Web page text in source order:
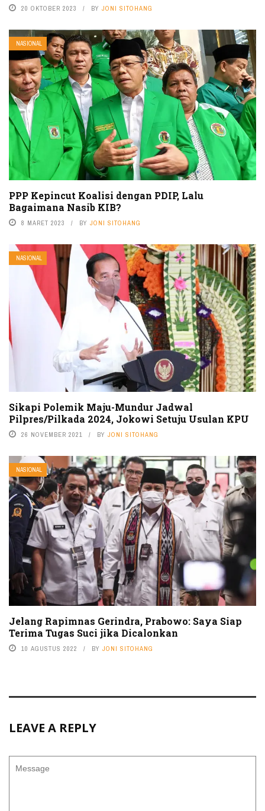
20 OKTOBER 2023 BY JONI SITOHANG
NASIONAL
PPP Kepincut Koalisi dengan PDIP, Lalu
Bagaimana Nasib KIB?
8 MARET 2023 BY JONI SITOHANG
NASIONAL
Sikapi Polemik Maju-Mundur Jadwal
Pilpres/Pilkada 2024, Jokowi Setuju Usulan KPU
26 NOVEMBER 2021 BY JONI SITOHANG
NASIONAL
Jelang Rapimnas Gerindra, Prabowo: Saya Siap
Terima Tugas Suci jika Dicalonkan
10 AGUSTUS 2022 BY JONI SITOHANG
LEAVE A REPLY